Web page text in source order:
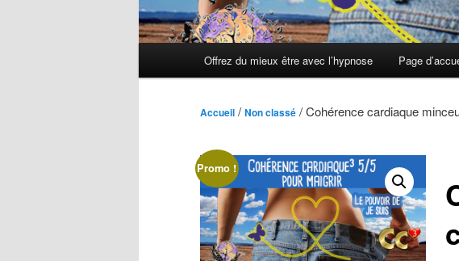
Offrez du mieux être avec l’hypnose Page
Accueil / Non classé / Cohérence cardiaque
Promo !